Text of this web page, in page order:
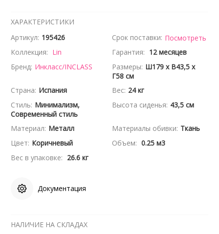
ХАРАКТЕРИСТИКИ
Артикул: 195426 Срок поставки: Посмотреть
Коллекция: Lin Гарантия: 12 месяцев
Бренд: Инкласс/INCLASS Размеры: Ш179 x В43,5 x
Г58 см
Страна: Испания Вес: 24 кг
Стиль: Минимализм,
Современный стиль
Высота сиденья: 43,5 см
Материал: Металл Материалы обивки: Ткань
Цвет: Коричневый Объем: 0.25 м3
Вес в упаковке: 26.6 кг
Документация
НАЛИЧИЕ НА СКЛАДАХ